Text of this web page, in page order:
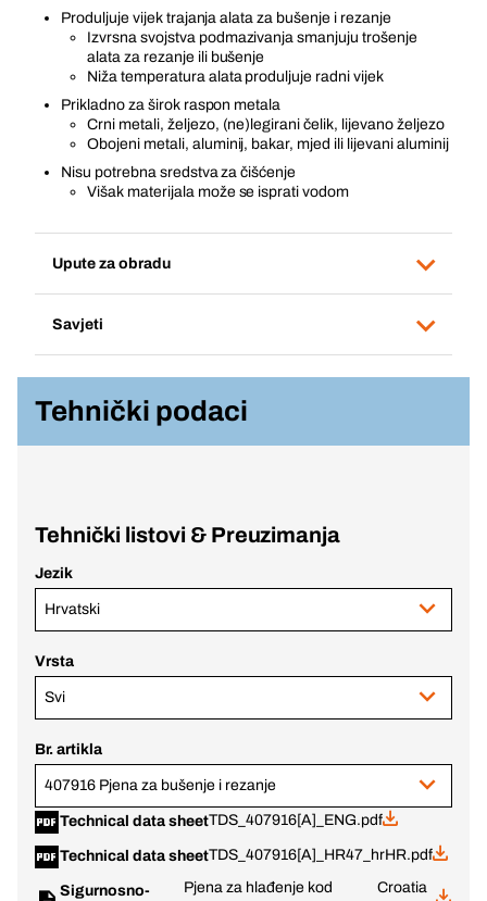
Produljuje vijek trajanja alata za bušenje i rezanje
Izvrsna svojstva podmazivanja smanjuju trošenje
alata za rezanje ili bušenje
Niža temperatura alata produljuje radni vijek
Prikladno za širok raspon metala
Crni metali, željezo, (ne)legirani čelik, lijevano željezo
Obojeni metali, aluminij, bakar, mjed ili lijevani aluminij
Nisu potrebna sredstva za čišćenje
Višak materijala može se isprati vodom
Upute za obradu
Savjeti
Tehnički podaci
Tehnički listovi & Preuzimanja
Jezik
Hrvatski
Vrsta
Svi
Br. artikla
407916 Pjena za bušenje i rezanje
Technical data sheetTDS_407916[A]_ENG.pdf
Technical data sheetTDS_407916[A]_HR47_hrHR.pdf
Sigurnosno-
Pjena za hlađenje kod Croatia